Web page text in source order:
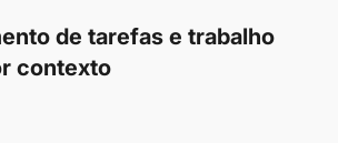
de tarefas e trabalho
contexto